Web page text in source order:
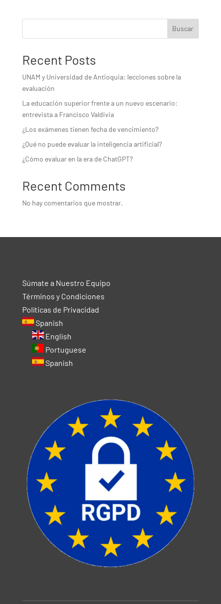
Buscar
Recent Posts
UNAM y Universidad de Antioquia: lecciones sobre la
evaluación
La educación superior frente a un nuevo escenario:
entrevista a Francisco Valdivia
¿Los exámenes tienen fecha de vencimiento?
¿Qué no puede evaluar la inteligencia artificial?
¿Cómo evaluar en la era de ChatGPT?
Recent Comments
No hay comentarios que mostrar.
Súmate a Nuestro Equipo
Términos y Condiciones
Políticas de Privacidad
Spanish
English
Portuguese
Spanish